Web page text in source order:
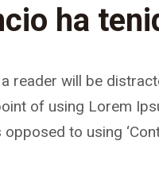
ha
reader will be
of using Lorem
to using